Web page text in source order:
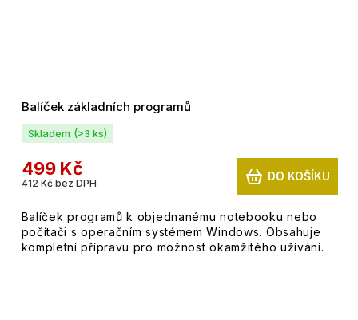
Balíček základních programů
Skladem (>3 ks)
412 Kč bez DPH
499 Kč DO KOŠÍKU
Balíček programů k objednanému notebooku nebo
počítači s operačním systémem Windows. Obsahuje
kompletní přípravu pro možnost okamžitého užívání.